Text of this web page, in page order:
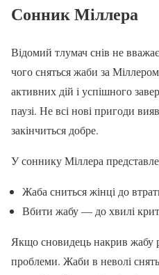
Сонник Міллера
Відомий тлумач снів не
чого сняться жаби за
активних дій і успішного
паузі. Не всі нові пригоди
закінчиться добре.
У соннику Міллера
Жаба сниться жінці до
Вбити жабу — до хвилі
Якщо сновидець накрив жабу
проблеми. Жаби в неволі